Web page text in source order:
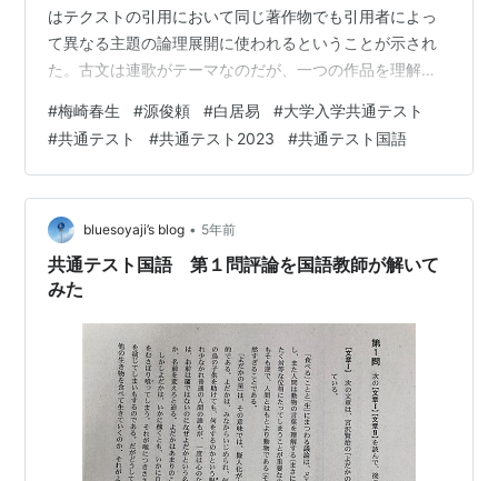
はテクストの引用において同じ著作物でも引用者によっ
て異なる主題の論理展開に使われるということが示され
た。古文は連歌がテーマなのだが、一つの作品を理解す
読んで理解の一助とすることが扱われた。小説は戦後不
況を扱う作品だが、出題者コレ令和衰退期の日本との類
似性を示唆してるでしょ？(日本式雇用慣行が成立する以
前の昭和敗戦期とそれが崩壊して以降の令和衰退期・資
本主義による労働者搾取)。漢文は中国の官吏登用試験に
白居易が自分で予想問題を作り自分で模擬答案を…
#梅崎春生 #源俊頼 #白居易 #大学入学共通テスト
#共通テスト #共通テスト2023 #共通テスト国語
bluesoyaji’s blog • 5年前
共通テスト国語 第１問評論を国語教師が解いて
みた